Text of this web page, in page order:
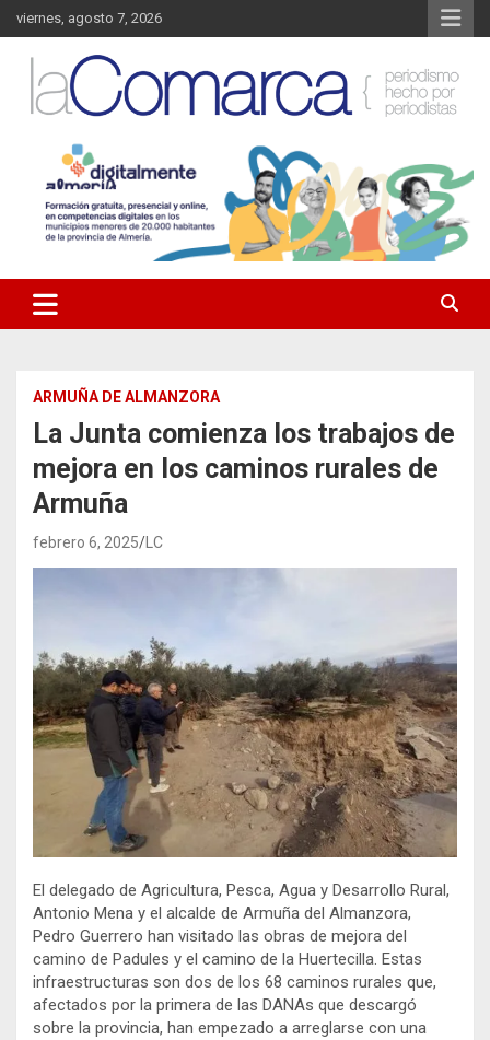
Saltar
al
contenido
viernes, agosto 7, 2026
La Comarca – Noticias del
Almanzora
Almanzora y sus localidades.
ARMUÑA DE ALMANZORA
La Junta comienza los trabajos de
mejora en los caminos rurales de
Armuña
febrero 6, 2025 LC
El delegado de Agricultura, Pesca, Agua y Desarrollo Rural,
Antonio Mena y el alcalde de Armuña del Almanzora,
Pedro Guerrero han visitado las obras de mejora del
camino de Padules y el camino de la Huertecilla. Estas
infraestructuras son dos de los 68 caminos rurales que,
afectados por la primera de las DANAs que descargó
sobre la provincia, han empezado a arreglarse con una